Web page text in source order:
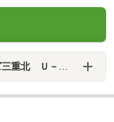
ｅｌｅｃｔ鈴鹿